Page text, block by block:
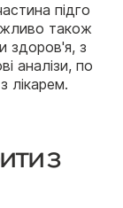
підго
також
здоров'я, з
аналізи, по
лікарем.
з